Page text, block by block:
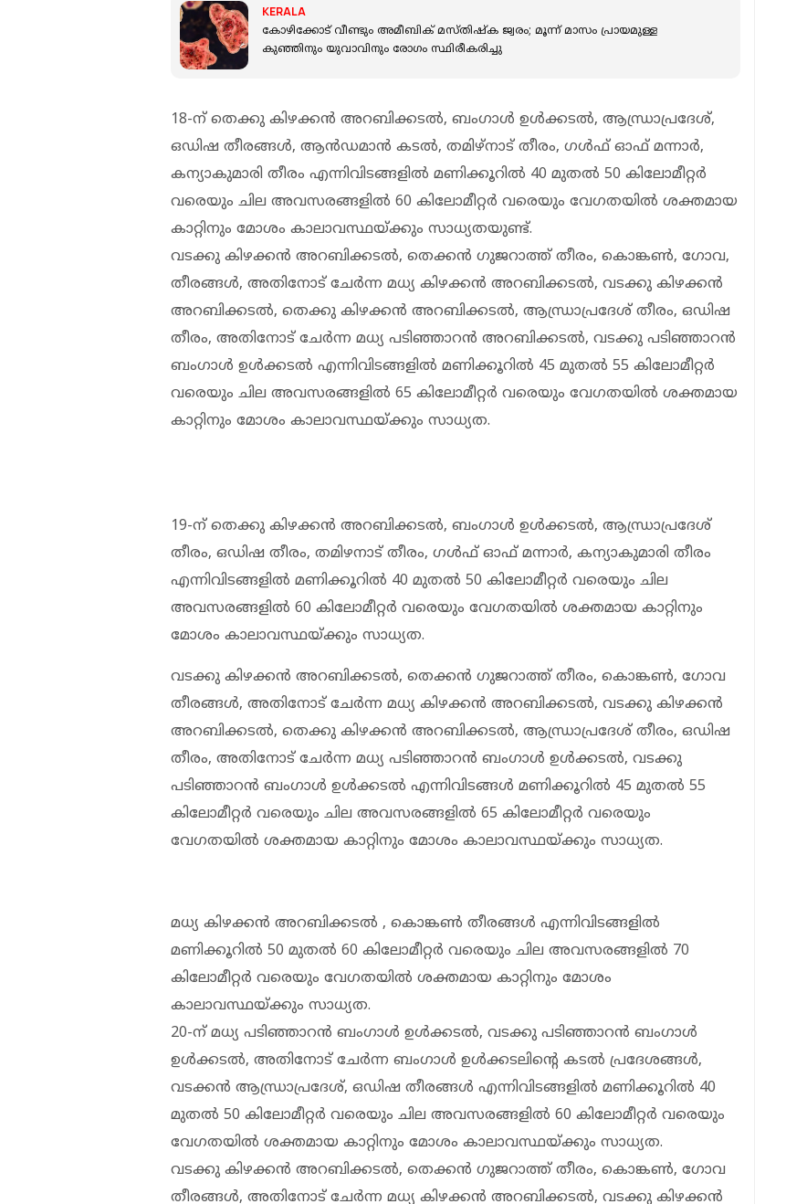
KERALA
കോഴിക്കോട് വീണ്ടും അമീബിക് മസ്തിഷ്‌ക ജ്വരം; മൂന്ന് മാസം പ്രായമുള്ള
കുഞ്ഞിനും യുവാവിനും രോഗം സ്ഥിരീകരിച്ചു
18-ന് തെക്കു കിഴക്കൻ അറബിക്കടൽ, ബംഗാൾ ഉൾക്കടൽ, ആന്ധ്രാപ്രദേശ്,
ഒഡിഷ തീരങ്ങൾ, ആൻഡമാൻ കടൽ, തമിഴ്‌നാട് തീരം, ഗൾഫ് ഓഫ് മന്നാർ,
കന്യാകുമാരി തീരം എന്നിവിടങ്ങളിൽ മണിക്കൂറിൽ 40 മുതൽ 50 കിലോമീറ്റർ
വരെയും ചില അവസരങ്ങളിൽ 60 കിലോമീറ്റർ വരെയും വേഗതയിൽ ശക്തമായ
കാറ്റിനും മോശം കാലാവസ്ഥയ്ക്കും സാധ്യതയുണ്ട്.
വടക്കു കിഴക്കൻ അറബിക്കടൽ, തെക്കൻ ഗുജറാത്ത് തീരം, കൊങ്കൺ, ഗോവ,
തീരങ്ങൾ, അതിനോട് ചേർന്ന മധ്യ കിഴക്കൻ അറബിക്കടൽ, വടക്കു കിഴക്കൻ
അറബിക്കടൽ, തെക്കു കിഴക്കൻ അറബിക്കടൽ, ആന്ധ്രാപ്രദേശ് തീരം, ഒഡിഷ
തീരം, അതിനോട് ചേർന്ന മധ്യ പടിഞ്ഞാറൻ അറബിക്കടൽ, വടക്കു പടിഞ്ഞാറൻ
ബംഗാൾ ഉൾക്കടൽ എന്നിവിടങ്ങളിൽ മണിക്കൂറിൽ 45 മുതൽ 55 കിലോമീറ്റർ
വരെയും ചില അവസരങ്ങളിൽ 65 കിലോമീറ്റർ വരെയും വേഗതയിൽ ശക്തമായ
കാറ്റിനും മോശം കാലാവസ്ഥയ്ക്കും സാധ്യത.
19-ന് തെക്കു കിഴക്കൻ അറബിക്കടൽ, ബംഗാൾ ഉൾക്കടൽ, ആന്ധ്രാപ്രദേശ്
തീരം, ഒഡിഷ തീരം, തമിഴനാട് തീരം, ഗൾഫ് ഓഫ് മന്നാർ, കന്യാകുമാരി തീരം
എന്നിവിടങ്ങളിൽ മണിക്കൂറിൽ 40 മുതൽ 50 കിലോമീറ്റർ വരെയും ചില
അവസരങ്ങളിൽ 60 കിലോമീറ്റർ വരെയും വേഗതയിൽ ശക്തമായ കാറ്റിനും
മോശം കാലാവസ്ഥയ്ക്കും സാധ്യത.
വടക്കു കിഴക്കൻ അറബിക്കടൽ, തെക്കൻ ഗുജറാത്ത് തീരം, കൊങ്കൺ, ഗോവ
തീരങ്ങൾ, അതിനോട് ചേർന്ന മധ്യ കിഴക്കൻ അറബിക്കടൽ, വടക്കു കിഴക്കൻ
അറബിക്കടൽ, തെക്കു കിഴക്കൻ അറബിക്കടൽ, ആന്ധ്രാപ്രദേശ് തീരം, ഒഡിഷ
തീരം, അതിനോട് ചേർന്ന മധ്യ പടിഞ്ഞാറൻ ബംഗാൾ ഉൾക്കടൽ, വടക്കു
പടിഞ്ഞാറൻ ബംഗാൾ ഉൾക്കടൽ എന്നിവിടങ്ങൾ മണിക്കൂറിൽ 45 മുതൽ 55
കിലോമീറ്റർ വരെയും ചില അവസരങ്ങളിൽ 65 കിലോമീറ്റർ വരെയും
വേഗതയിൽ ശക്തമായ കാറ്റിനും മോശം കാലാവസ്ഥയ്ക്കും സാധ്യത.
മധ്യ കിഴക്കൻ അറബിക്കടൽ , കൊങ്കൺ തീരങ്ങൾ എന്നിവിടങ്ങളിൽ
മണിക്കൂറിൽ 50 മുതൽ 60 കിലോമീറ്റർ വരെയും ചില അവസരങ്ങളിൽ 70
കിലോമീറ്റർ വരെയും വേഗതയിൽ ശക്തമായ കാറ്റിനും മോശം
കാലാവസ്ഥയ്ക്കും സാധ്യത.
20-ന് മധ്യ പടിഞ്ഞാറൻ ബംഗാൾ ഉൾക്കടൽ, വടക്കു പടിഞ്ഞാറൻ ബംഗാൾ
ഉൾക്കടൽ, അതിനോട് ചേർന്ന ബംഗാൾ ഉൾക്കടലിന്റെ കടൽ പ്രദേശങ്ങൾ,
വടക്കൻ ആന്ധ്രാപ്രദേശ്, ഒഡിഷ തീരങ്ങൾ എന്നിവിടങ്ങളിൽ മണിക്കൂറിൽ 40
മുതൽ 50 കിലോമീറ്റർ വരെയും ചില അവസരങ്ങളിൽ 60 കിലോമീറ്റർ വരെയും
വേഗതയിൽ ശക്തമായ കാറ്റിനും മോശം കാലാവസ്ഥയ്ക്കും സാധ്യത.
വടക്കു കിഴക്കൻ അറബിക്കടൽ, തെക്കൻ ഗുജറാത്ത് തീരം, കൊങ്കൺ, ഗോവ
തീരങ്ങൾ, അതിനോട് ചേർന്ന മധ്യ കിഴക്കൻ അറബിക്കടൽ, വടക്കു കിഴക്കൻ